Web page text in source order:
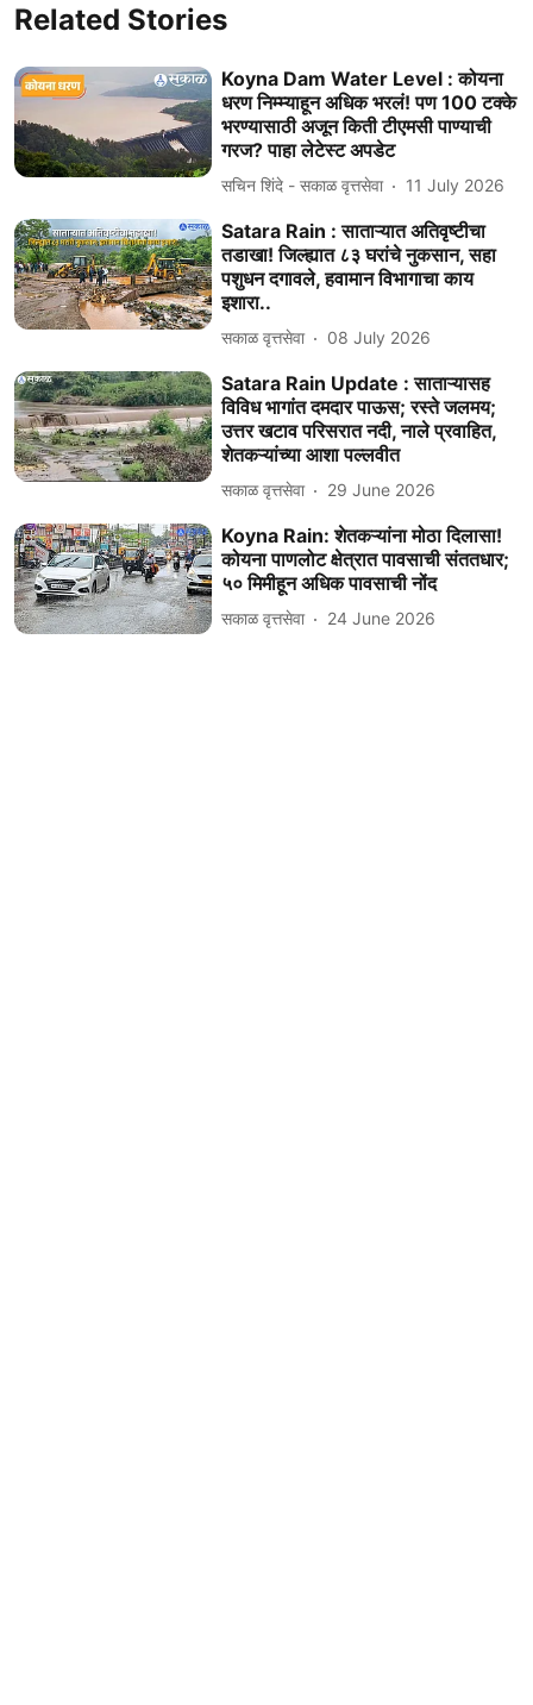
Related Stories
Koyna Dam Water Level : कोयना
धरण निम्म्याहून अधिक भरलं! पण 100 टक्के
भरण्यासाठी अजून किती टीएमसी पाण्याची
गरज? पाहा लेटेस्ट अपडेट
सचिन शिंदे - सकाळ वृत्तसेवा 11 July 2026
Satara Rain : साताऱ्यात अतिवृष्टीचा
तडाखा! जिल्ह्यात ८३ घरांचे नुकसान, सहा
पशुधन दगावले, हवामान विभागाचा काय
इशारा..
सकाळ वृत्तसेवा 08 July 2026
Satara Rain Update : साताऱ्यासह
विविध भागांत दमदार पाऊस; रस्‍ते जलमय;
उत्तर खटाव परिसरात नदी, नाले प्रवाहित,
शेतकऱ्यांच्या आशा पल्लवीत
सकाळ वृत्तसेवा 29 June 2026
Koyna Rain: शेतकऱ्यांना मोठा दिलासा!
कोयना पाणलोट क्षेत्रात पावसाची संततधार;
५० मिमीहून अधिक पावसाची नोंद
सकाळ वृत्तसेवा 24 June 2026